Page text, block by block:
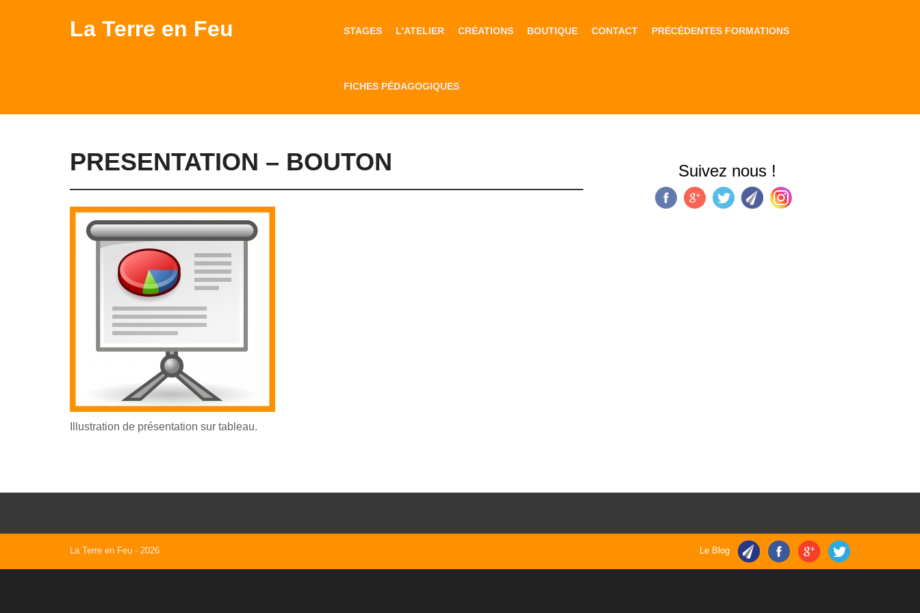
La Terre en Feu STAGES L’ATELIER CRÉATIONS BOUTIQUE CONTACT PRÉCÉDENTES FORMATIONS
FICHES PÉDAGOGIQUES
PRESENTATION – BOUTON
Illustration de présentation sur tableau.
Suivez nous !
La Terre en Feu - 2026 Le Blog